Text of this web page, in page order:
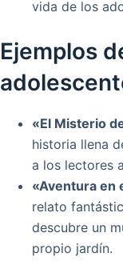
vida de los
Ejemplos
«El Misterio
historia llena
a los lectores
«Aventura en
relato
descubre un
propio jardín.